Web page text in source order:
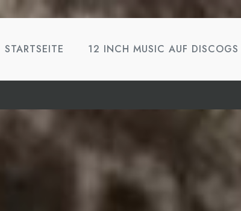
STARTSEITE 12 INCH MUSIC AUF DISCOGS